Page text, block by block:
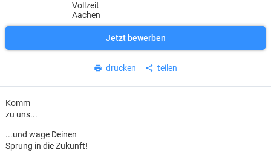
Vollzeit
Aachen
Jetzt bewerben
drucken teilen
Komm
zu uns...
...und wage Deinen
Sprung in die Zukunft!